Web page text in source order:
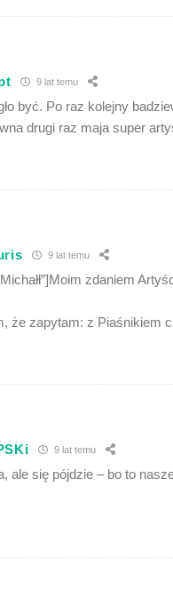
9 lat temu
być. Po raz kolejny
drugi raz maja super
9 lat temu
zdaniem
że zapytam: z Piaśnikiem
9 lat temu
ale się pójdzie – bo to